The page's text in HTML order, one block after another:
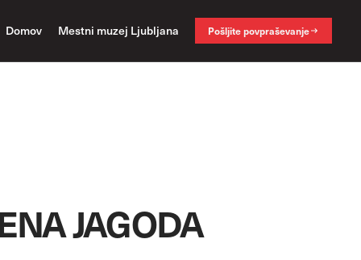
Domov Mestni muzej Ljubljana Pošljite povpraševanje
JAGODA